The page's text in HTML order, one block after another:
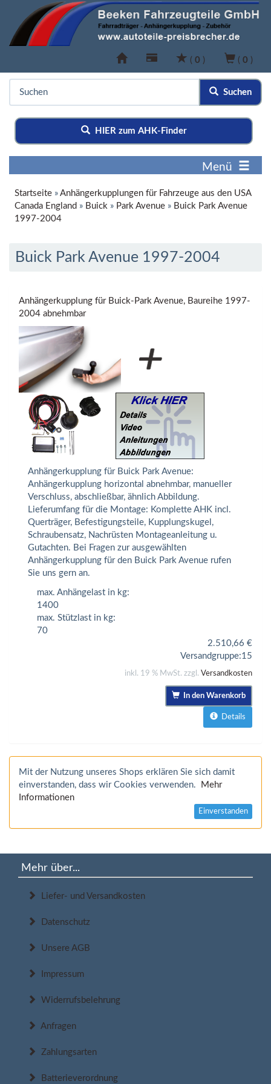
( 0 ) ( 0 )
Suchen
HIER zum AHK-Finder
Menü
Startseite » Anhängerkupplungen für Fahrzeuge aus den USA
Canada England » Buick » Park Avenue » Buick Park Avenue
1997-2004
Buick Park Avenue 1997-2004
Anhängerkupplung für Buick-Park Avenue, Baureihe 1997-
2004 abnehmbar
Anhängerkupplung für Buick Park Avenue:
Anhängerkupplung horizontal abnehmbar, manueller
Verschluss, abschließbar, ähnlich Abbildung.
Lieferumfang für die Montage: Komplette AHK incl.
Querträger, Befestigungsteile, Kupplungskugel,
Schraubensatz, Nachrüsten Montageanleitung u.
Gutachten. Bei Fragen zur ausgewählten
Anhängerkupplung für den Buick Park Avenue rufen
Sie uns gern an.
max. Anhängelast in kg:
1400
max. Stützlast in kg:
70
2.510,66 €
Versandgruppe:15
inkl. 19 % MwSt. zzgl. Versandkosten
In den Warenkorb
Details
Mit der Nutzung unseres Shops erklären Sie sich damit
einverstanden, dass wir Cookies verwenden.
Mehr
Informationen
Einverstanden
Mehr über...
Liefer- und Versandkosten
Datenschutz
Unsere AGB
Impressum
Widerrufsbelehrung
Anfragen
Zahlungsarten
Batterieverordnung